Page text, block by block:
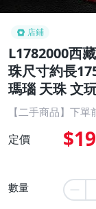
店鋪
L1782000西
珠尺寸約長
瑪瑙 天珠 文
【二手商品】下
定價
數量